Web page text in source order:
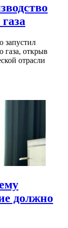
запустил
газа, открыв
отрасли
должно